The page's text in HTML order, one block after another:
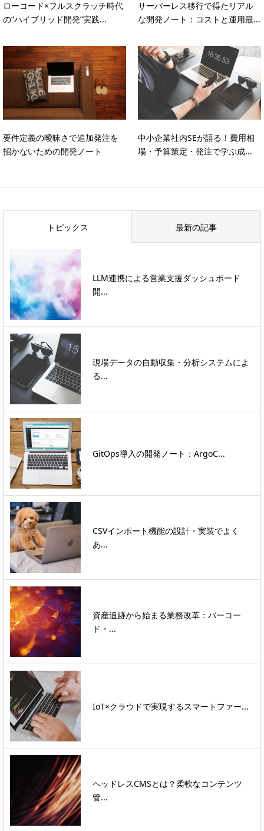
ローコード×フルスクラッチ時代
の“ハイブリッド開発”実践...
サーバーレス移行で得たリアル
な開発ノート：コストと運用最...
要件定義の曖昧さで追加発注を
招かないための開発ノート
中小企業社内SEが語る！費用相
場・予算策定・発注で学ぶ成...
トピックス 最新の記事
LLM連携による営業支援ダッシュボード
開...
現場データの自動収集・分析システムによ
る...
GitOps導入の開発ノート：ArgoC...
CSVインポート機能の設計・実装でよく
あ...
資産追跡から始まる業務改革：バーコー
ド・...
IoT×クラウドで実現するスマートファー...
ヘッドレスCMSとは？柔軟なコンテンツ
管...